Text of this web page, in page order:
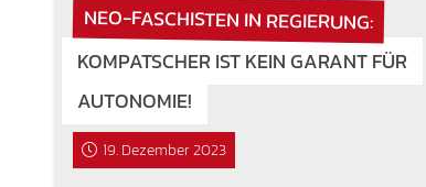
NEO-FASCHISTEN IN REGIERUNG:
KOMPATSCHER IST KEIN GARANT FÜR
AUTONOMIE!
19. Dezember 2023